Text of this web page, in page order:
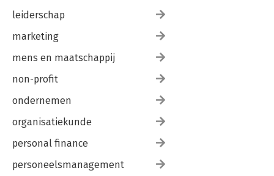
leiderschap
marketing
mens en maatschappij
non-profit
ondernemen
organisatiekunde
personal finance
personeelsmanagement